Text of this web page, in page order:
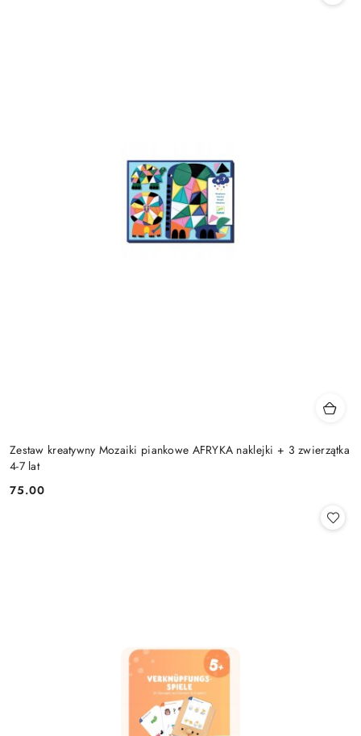
Zestaw kreatywny Mozaiki piankowe AFRYKA naklejki + 3 zwierzątka
4-7 lat
Cena:
75.00